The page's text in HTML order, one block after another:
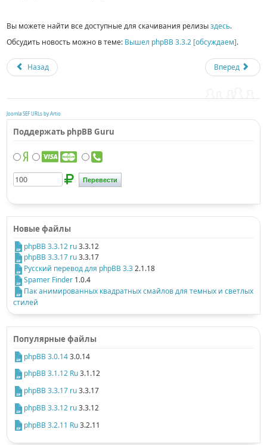
Вы можете найти все доступные для скачивания релизыздесь.
Обсудить новость можно в теме: Вышел phpBB 3.3.2 [обсуждаем].
Назад Вперед
Joomla SEF URLs by Artio
Поддержать phpBB Guru
Новые файлы
phpBB 3.3.12 ru3.3.12
phpBB 3.3.17 ru3.3.17
Русский перевод для phpBB 3.32.1.18
Spamer Finder 1.0.4
Пак анимированных квадратных смайлов для темных и светлых
стилей
Популярные файлы
phpBB 3.0.143.0.14
phpBB 3.1.12 Ru3.1.12
phpBB 3.3.17 ru3.3.17
phpBB 3.3.12 ru3.3.12
phpBB 3.2.11 Ru3.2.11